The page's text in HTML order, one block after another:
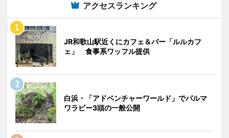
アクセスランキング
JR和歌山駅近くにカフェ＆バー「ルルカフ
ェ」 食事系ワッフル提供
白浜・「アドベンチャーワールド」でパルマ
ワラビー3頭の一般公開